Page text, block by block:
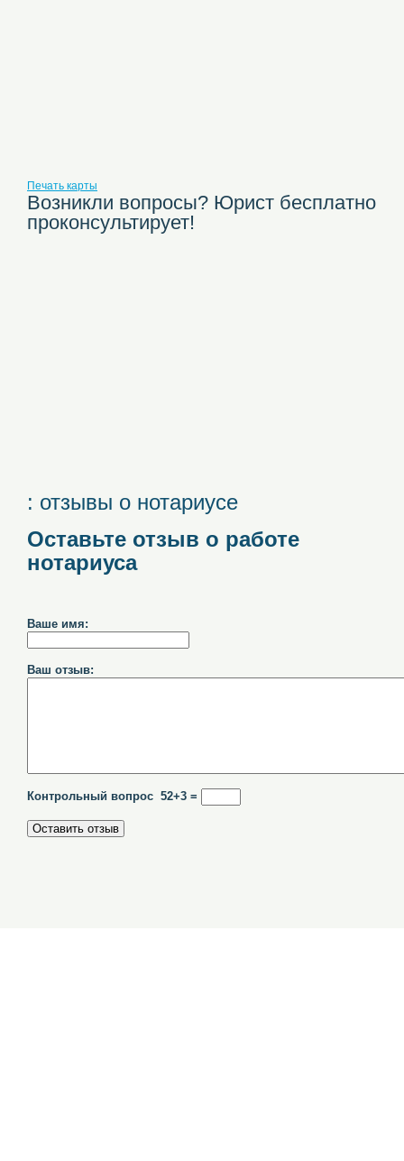
Печать карты
Возникли вопросы? Юрист бесплатно
проконсультирует!
: отзывы о нотариусе
Оставьте отзыв о работе
нотариуса
Ваше имя:
Ваш отзыв:
Контрольный вопрос 52+3 =